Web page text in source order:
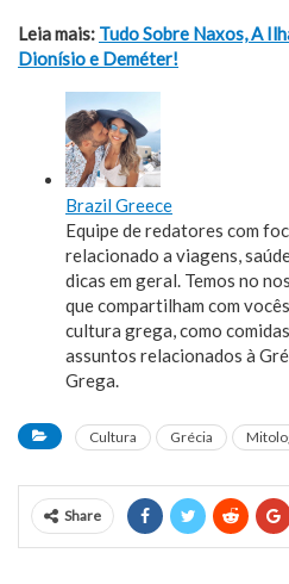
Leia mais: Tudo Sobre Naxos, A
Dionísio e Deméter!
Brazil Greece
Equipe de redatores com
relacionado a viagens,
dicas em geral. Temos no
que compartilham com
cultura grega, como
assuntos relacionados à
Grega.
Cultura Grécia
Share